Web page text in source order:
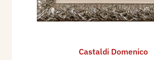
Castaldi Domenico